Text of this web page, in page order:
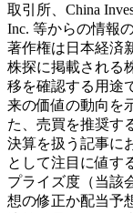
取引所、China
Inc. 等からの情報
著作権は日本経済
株探に掲載される
移を確認する用途
来の価値の動向を
た、売買を推奨す
決算を扱う記事に
として注目に値す
プライズ度（当該
想の修正か配当予